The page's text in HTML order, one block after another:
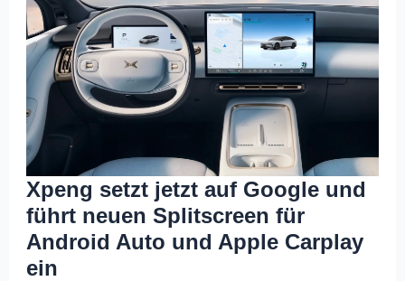
Xpeng setzt jetzt auf Google und
führt neuen Splitscreen für
Android Auto und Apple Carplay
ein